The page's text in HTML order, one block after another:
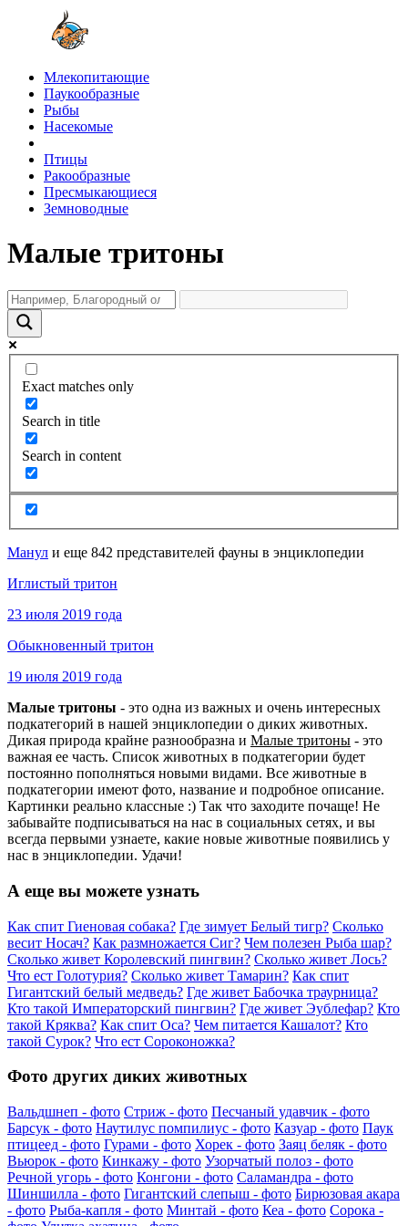
Млекопитающие
Паукообразные
Рыбы
Насекомые
Птицы
Ракообразные
Пресмыкающиеся
Земноводные
Малые тритоны
Exact matches only
Search in title
Search in content
Манул и еще 842 представителей фауны в энциклопедии
Иглистый тритон
23 июля 2019 года
Обыкновенный тритон
19 июля 2019 года
Малые тритоны - это одна из важных и очень интересных
подкатегорий в нашей энциклопедии о диких животных.
Дикая природа крайне разнообразна и Малые тритоны - это
важная ее часть. Список животных в подкатегории будет
постоянно пополняться новыми видами. Все животные в
подкатегории имеют фото, название и подробное описание.
Картинки реально классные :) Так что заходите почаще! Не
забывайте подписываться на нас в социальных сетях, и вы
всегда первыми узнаете, какие новые животные появились у
нас в энциклопедии. Удачи!
А еще вы можете узнать
Как спит Гиеновая собака? Где зимует Белый тигр? Сколько
весит Носач? Как размножается Сиг? Чем полезен Рыба шар?
Сколько живет Королевский пингвин? Сколько живет Лось?
Что ест Голотурия? Сколько живет Тамарин? Как спит
Гигантский белый медведь? Где живет Бабочка траурница?
Кто такой Императорский пингвин? Где живет Эублефар? Кто
такой Кряква? Как спит Оса? Чем питается Кашалот? Кто
такой Сурок? Что ест Сороконожка?
Фото других диких животных
Вальдшнеп - фото Стриж - фото Песчаный удавчик - фото
Барсук - фото Наутилус помпилиус - фото Казуар - фото Паук
птицеед - фото Гурами - фото Хорек - фото Заяц беляк - фото
Вьюрок - фото Кинкажу - фото Узорчатый полоз - фото
Речной угорь - фото Конгони - фото Саламандра - фото
Шиншилла - фото Гигантский слепыш - фото Бирюзовая акара
- фото Рыба-капля - фото Минтай - фото Кеа - фото Сорока -